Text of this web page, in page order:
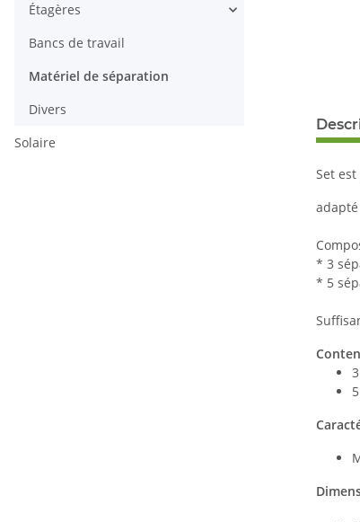
Set
* 3
* 5
Étagères
Bancs de travail
Matériel de séparation
Divers
Solaire